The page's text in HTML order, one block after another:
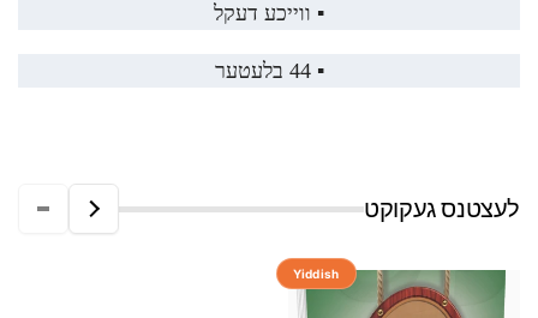
▪️ ווייכע דעקל
▪️ 44 בלעטער
לעצטנס געקוקט
Yiddish